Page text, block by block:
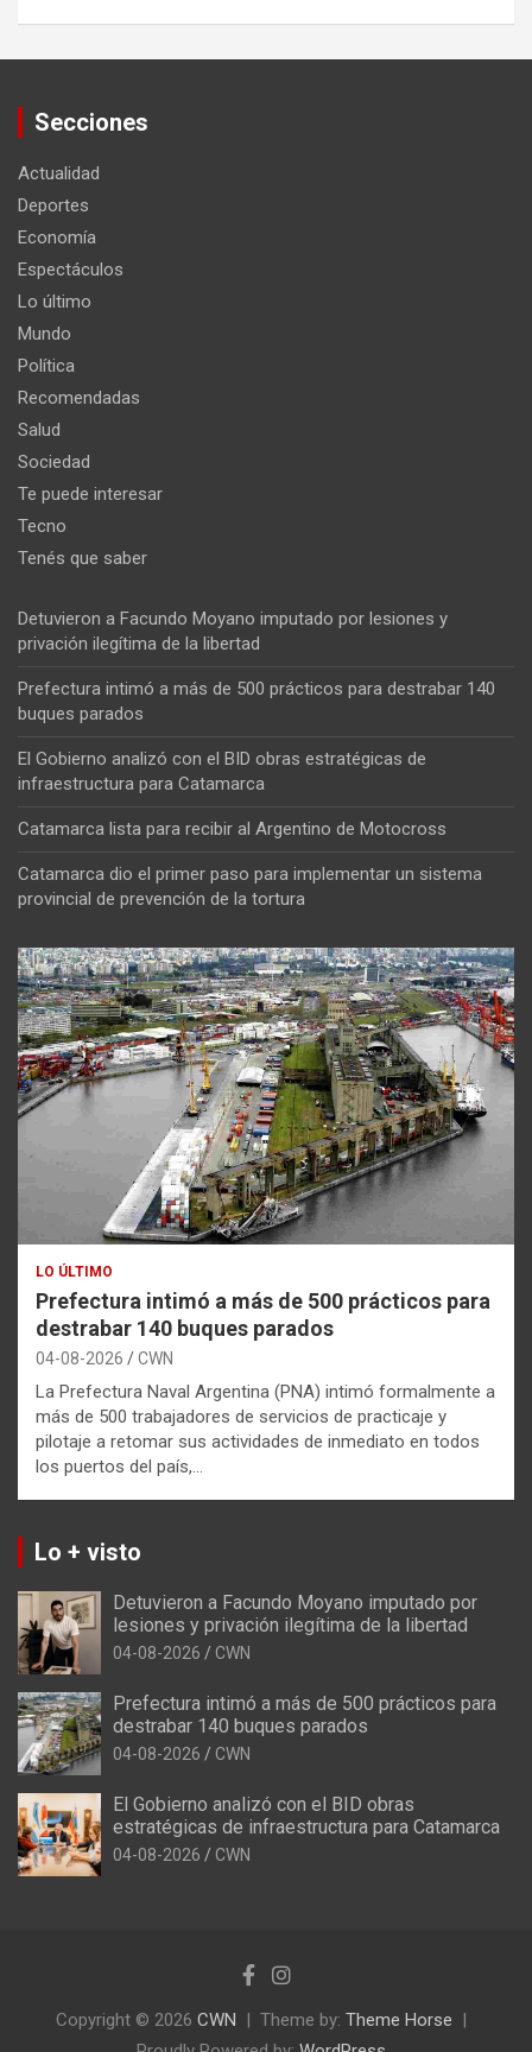
Secciones
Actualidad
Deportes
Economía
Espectáculos
Lo último
Mundo
Política
Recomendadas
Salud
Sociedad
Te puede interesar
Tecno
Tenés que saber
Detuvieron a Facundo Moyano imputado por lesiones y
privación ilegítima de la libertad
Prefectura intimó a más de 500 prácticos para destrabar 140
buques parados
El Gobierno analizó con el BID obras estratégicas de
infraestructura para Catamarca
Catamarca lista para recibir al Argentino de Motocross
Catamarca dio el primer paso para implementar un sistema
provincial de prevención de la tortura
LO ÚLTIMO
Prefectura intimó a más de 500 prácticos para
destrabar 140 buques parados
04-08-2026 CWN
La Prefectura Naval Argentina (PNA) intimó formalmente a
más de 500 trabajadores de servicios de practicaje y
pilotaje a retomar sus actividades de inmediato en todos
los puertos del país,…
Lo + visto
Detuvieron a Facundo Moyano imputado por
lesiones y privación ilegítima de la libertad
04-08-2026 CWN
Prefectura intimó a más de 500 prácticos para
destrabar 140 buques parados
04-08-2026 CWN
El Gobierno analizó con el BID obras
estratégicas de infraestructura para Catamarca
04-08-2026 CWN
Copyright © 2026 CWN Theme by: Theme Horse